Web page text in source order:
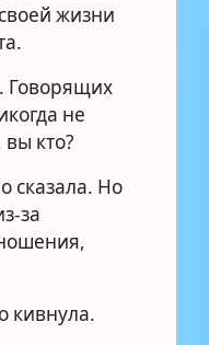
жизни
Говорящих
не
кто?
сказала. Но
за
кивнула.